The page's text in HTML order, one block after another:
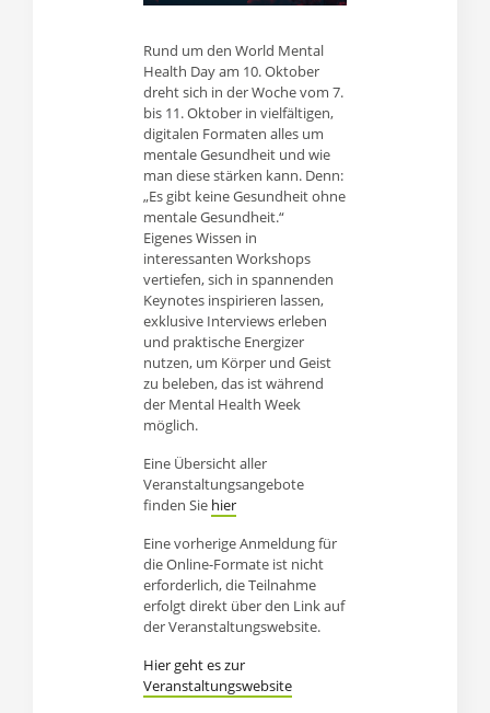
Rund um den World Mental
Health Day am 10. Oktober
dreht sich in der Woche vom 7.
bis 11. Oktober in vielfältigen,
digitalen Formaten alles um
mentale Gesundheit und wie
man diese stärken kann. Denn:
„Es gibt keine Gesundheit ohne
mentale Gesundheit.“
Eigenes Wissen in
interessanten Workshops
vertiefen, sich in spannenden
Keynotes inspirieren lassen,
exklusive Interviews erleben
und praktische Energizer
nutzen, um Körper und Geist
zu beleben, das ist während
der Mental Health Week
möglich.
Eine Übersicht aller
Veranstaltungsangebote
finden Sie hier
Eine vorherige Anmeldung für
die Online-Formate ist nicht
erforderlich, die Teilnahme
erfolgt direkt über den Link auf
der Veranstaltungswebsite.
Hier geht es zur
Veranstaltungswebsite